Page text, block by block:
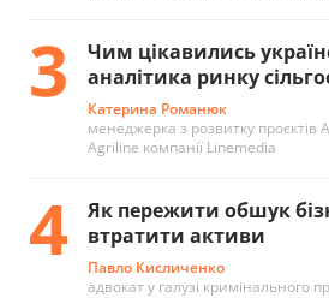
3
Чим цікавились
аналітика ринку
Катерина Романюк
менеджерка з розвитку проєктів
Agriline компанії Linemedia
4
Як пережити обшук
втратити активи
Павло Кисличенко
адвокат у галузі кримінального